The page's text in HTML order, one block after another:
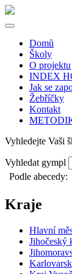
Domů
Školy
O projektu
INDEX
Jak se
Žebříčky
Kontakt
Vyhledejte Vaši
Vyhledat gympl
Podle abecedy:
Kraje
Hlavní
Jihočeský